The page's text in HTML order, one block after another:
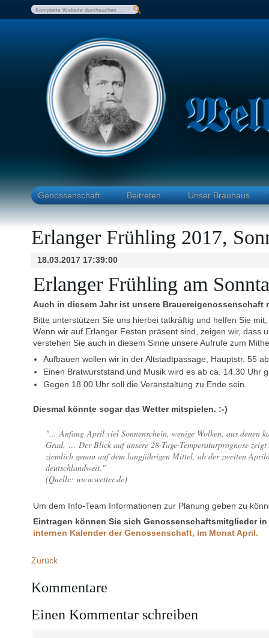
Genossenschaft Beitreten Unser Brauhaus
Erlanger Frühling 2017,
18.03.2017 17:39:00
Erlanger Frühling am
Auch in diesem Jahr ist unsere
Bitte unterstützen Sie uns hierbei tatkräftig und helfen Sie
Wenn wir auf Erlanger Festen präsent sind, zeigen wir, dass
verstehen Sie auch in diesem Sinne unsere Aufrufe zum
Aufbauen wollen wir in der Altstadtpassage, Hauptstr. 55
Einen Bratwurststand und Musik wird es ab ca. 14.30 Uhr
Gegen 18.00 Uhr soll die Veranstaltung zu Ende sein.
Diesmal könnte sogar das Wetter mitspielen. :-)
"... Anfang April viel Sonnenschein, wenige Wolken, aus denen
Grad. … Der Blick auf unsere 28-Tage-Temperaturprognose
ziemlich genau auf dem langjährigen Mittel, ab der zweiten
deutschlandweit."
(Quelle: www.wetter.de)
Um dem Info-Team Informationen zur Planung geben zu
Eintragen können Sie sich Genossenschaftsmitglieder
internen Kalender der Genossenschaft, im Monat April.
Zurück
Kommentare
Einen Kommentar schreiben